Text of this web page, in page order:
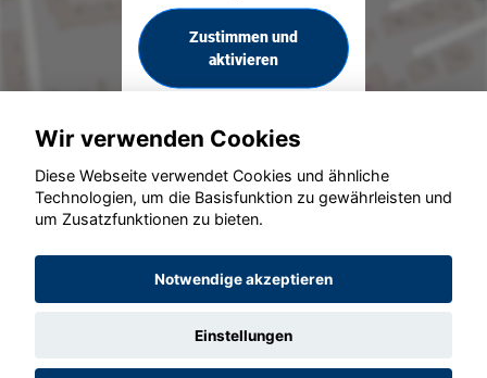
Zustimmen und
aktivieren
© konjunkturmotor.de GmbH 2020 - 2026
Wir verwenden Cookies
Diese Webseite verwendet Cookies und ähnliche
Technologien, um die Basisfunktion zu gewährleisten und
um Zusatzfunktionen zu bieten.
Notwendige akzeptieren
Einstellungen